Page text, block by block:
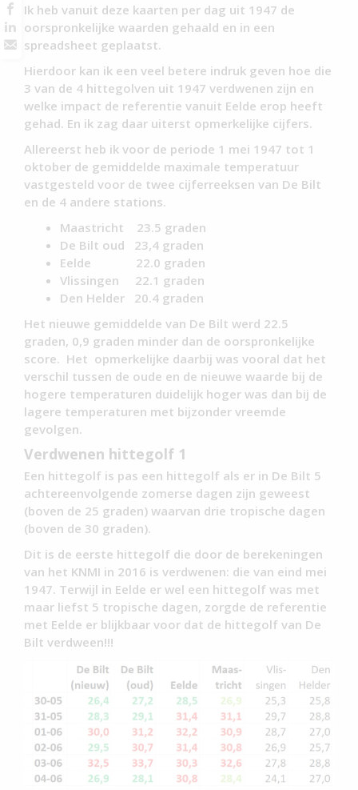
Ik heb vanuit deze kaarten per dag uit 1947 de
oorspronkelijke waarden gehaald en in een
spreadsheet geplaatst.
Hierdoor kan ik een veel betere indruk geven hoe die
3 van de 4 hittegolven uit 1947 verdwenen zijn en
welke impact de referentie vanuit Eelde erop heeft
gehad. En ik zag daar uiterst opmerkelijke cijfers.
Allereerst heb ik voor de periode 1 mei 1947 tot 1
oktober de gemiddelde maximale temperatuur
vastgesteld voor de twee cijferreeksen van De Bilt
en de 4 andere stations.
Maastricht 23.5 graden
De Bilt oud 23,4 graden
Eelde 22.0 graden
Vlissingen 22.1 graden
Den Helder 20.4 graden
Het nieuwe gemiddelde van De Bilt werd 22.5
graden, 0,9 graden minder dan de oorspronkelijke
score. Het opmerkelijke daarbij was vooral dat het
verschil tussen de oude en de nieuwe waarde bij de
hogere temperaturen duidelijk hoger was dan bij de
lagere temperaturen met bijzonder vreemde
gevolgen.
Verdwenen hittegolf 1
Een hittegolf is pas een hittegolf als er in De Bilt 5
achtereenvolgende zomerse dagen zijn geweest
(boven de 25 graden) waarvan drie tropische dagen
(boven de 30 graden).
Dit is de eerste hittegolf die door de berekeningen
van het KNMI in 2016 is verdwenen: die van eind mei
1947. Terwijl in Eelde er wel een hittegolf was met
maar liefst 5 tropische dagen, zorgde de referentie
met Eelde er blijkbaar voor dat de hittegolf van De
Bilt verdween!!!